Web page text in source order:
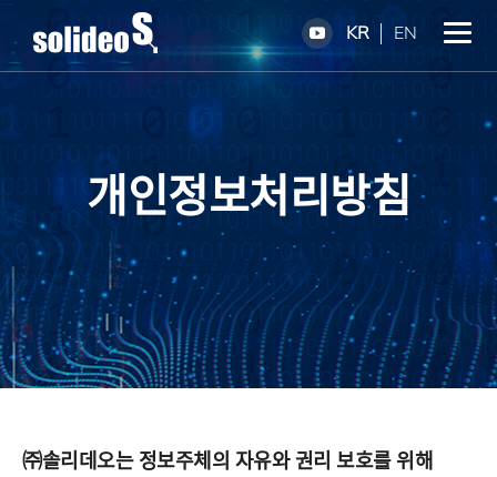
KR EN
개인정보처리방침
㈜솔리데오는 정보주체의 자유와 권리 보호를 위해